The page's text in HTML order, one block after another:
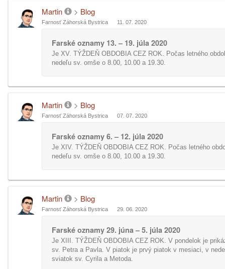
Martin > Blog
Farnosť Záhorská Bystrica 11. 07. 2020
Farské oznamy 13. – 19. júla 2020
Je XV. TÝŽDEŇ OBDOBIA CEZ ROK. Počas letného
nedeľu sv. omše o 8.00, 10.00 a 19.30.
Martin > Blog
Farnosť Záhorská Bystrica 07. 07. 2020
Farské oznamy 6. – 12. júla 2020
Je XIV. TÝŽDEŇ OBDOBIA CEZ ROK. Počas letného
nedeľu sv. omše o 8.00, 10.00 a 19.30.
Martin > Blog
Farnosť Záhorská Bystrica 29. 06. 2020
Farské oznamy 29. júna – 5. júla 2020
Je XIII. TÝŽDEŇ OBDOBIA CEZ ROK. V pondelok je
sv. Petra a Pavla. V piatok je prvý piatok v mesiaci, v
sviatok sv. Cyrila a Metoda.